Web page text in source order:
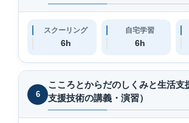
スクーリング
6h
自宅学習
6h
6
こころとからだのしくみと生活支
支援技術の講義・演習）